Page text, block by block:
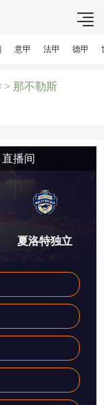
意甲 法甲 德甲
> 那不勒斯
播间
夏洛特独立